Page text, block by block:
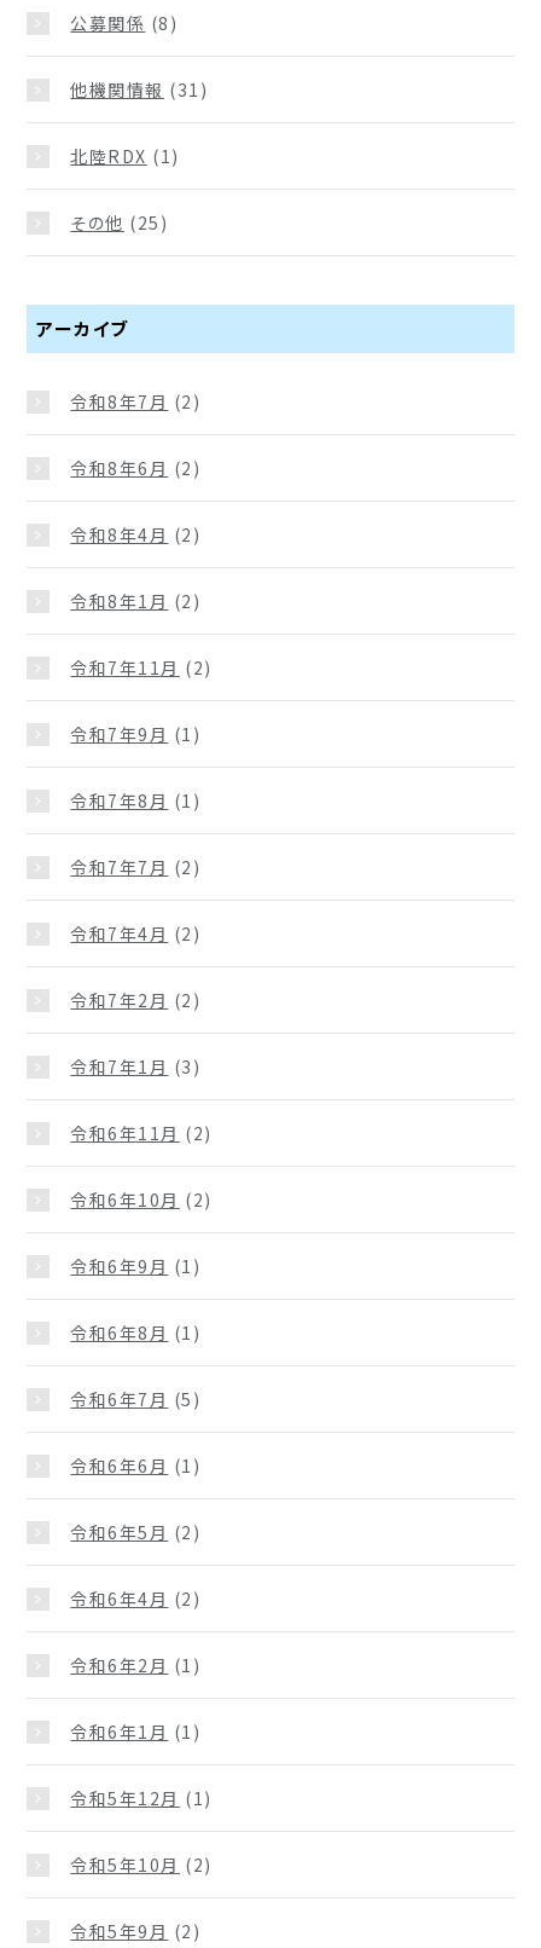
公募関係 (8)
他機関情報 (31)
北陸RDX (1)
その他 (25)
アーカイブ
令和8年7月 (2)
令和8年6月 (2)
令和8年4月 (2)
令和8年1月 (2)
令和7年11月 (2)
令和7年9月 (1)
令和7年8月 (1)
令和7年7月 (2)
令和7年4月 (2)
令和7年2月 (2)
令和7年1月 (3)
令和6年11月 (2)
令和6年10月 (2)
令和6年9月 (1)
令和6年8月 (1)
令和6年7月 (5)
令和6年6月 (1)
令和6年5月 (2)
令和6年4月 (2)
令和6年2月 (1)
令和6年1月 (1)
令和5年12月 (1)
令和5年10月 (2)
令和5年9月 (2)